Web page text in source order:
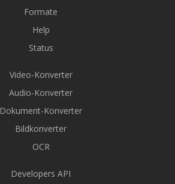
Formate
Help
Status
Video-Konverter
Audio-Konverter
Dokument-Konverter
Bildkonverter
OCR
Developers API